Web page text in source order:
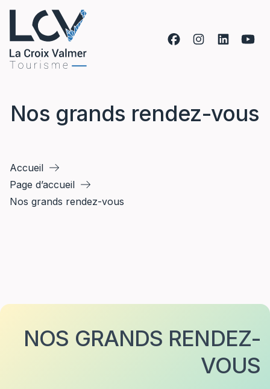
Aller au contenu
Nos grands rendez-vous
Accueil
Page d’accueil
Nos grands rendez-vous
NOS GRANDS RENDEZ-
VOUS